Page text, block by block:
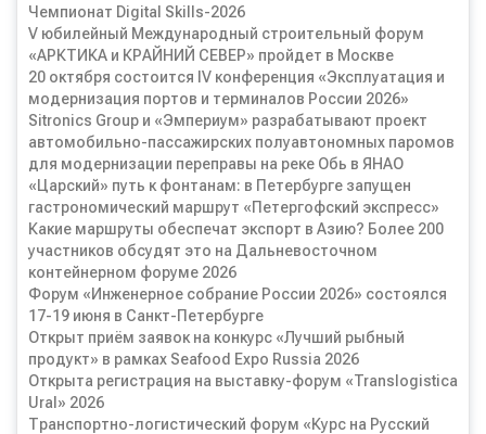
Чемпионат Digital Skills-2026
V юбилейный Международный строительный форум
«АРКТИКА и КРАЙНИЙ СЕВЕР» пройдет в Москве
20 октября состоится IV конференция «Эксплуатация и
модернизация портов и терминалов России 2026»
Sitronics Group и «Эмпериум» разрабатывают проект
автомобильно-пассажирских полуавтономных паромов
для модернизации переправы на реке Обь в ЯНАО
«Царский» путь к фонтанам: в Петербурге запущен
гастрономический маршрут «Петергофский экспресс»
Какие маршруты обеспечат экспорт в Азию? Более 200
участников обсудят это на Дальневосточном
контейнерном форуме 2026
Форум «Инженерное собрание России 2026» состоялся
17-19 июня в Санкт-Петербурге
Открыт приём заявок на конкурс «Лучший рыбный
продукт» в рамках Seafood Expo Russia 2026
Открыта регистрация на выставку-форум «Translogistica
Ural» 2026
Транспортно-логистический форум «Курс на Русский